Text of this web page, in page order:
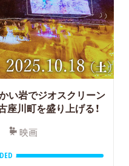
い岩でジオスクリーン
座川町を盛り上げる！
映画